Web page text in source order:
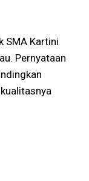
SMA Kartini
Pernyataan